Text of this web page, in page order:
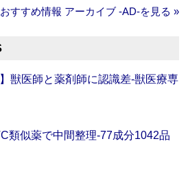
おすすめ情報 アーカイブ ‐AD‐を見る »
獣医師と薬剤師に認識差‐獣医療専
類似薬で中間整理‐77成分1042品